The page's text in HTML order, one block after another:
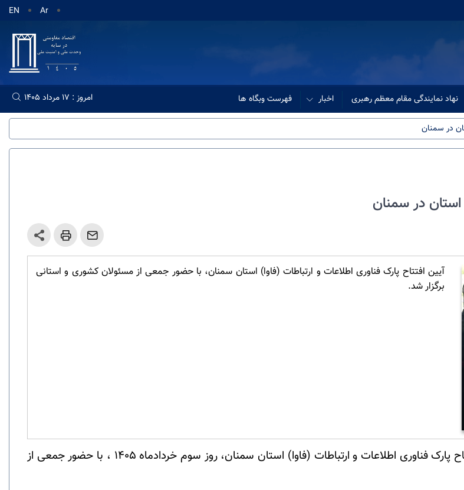
EN Ar
نهاد نمایندگی مقام معظم رهبری اخبار فهرست وبگاه ها امروز : 17 مرداد 1405
در سمنان
استان در سمنان
آیین افتتاح پارک فناوری اطلاعات و ارتباطات (فاوا) استان سمنان، با حضور جمعی از مسئولان کشوری و استانی
برگزار شد.
، آیین افتتاح پارک فناوری اطلاعات و ارتباطات (فاوا) استان سمنان، روز سوم خردادماه ۱۴۰۵ ، با حضور جمعی از